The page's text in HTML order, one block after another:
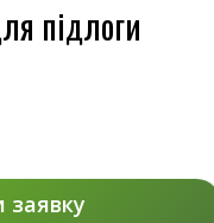
підлоги
заявку